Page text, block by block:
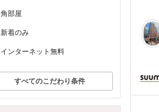
角部屋
新着のみ
インターネット無料
すべてのこだわり条件